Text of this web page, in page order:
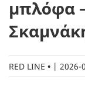
μπλόφα
RED LINE | 2026-